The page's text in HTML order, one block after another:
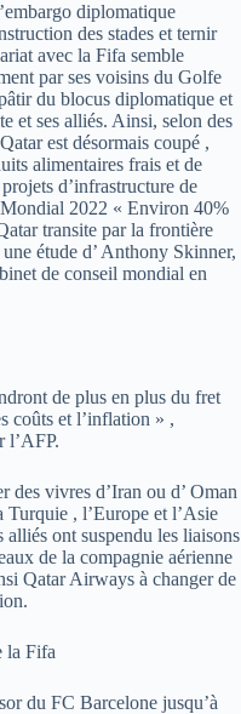
diplomatique
des stades et ternir
avec la Fifa semble
par ses voisins du Golfe
du blocus diplomatique et
et ses alliés. Ainsi, selon des
est désormais coupé ,
alimentaires frais et de
d’infrastructure de
2022 « Environ 40%
transite par la frontière
étude d’ Anthony Skinner,
de conseil mondial en
de plus en plus du fret
coûts et l’inflation » ,
l’AFP.
des vivres d’Iran ou d’ Oman
, l’Europe et l’Asie
ont suspendu les liaisons
de la compagnie aérienne
Qatar Airways à changer de
la Fifa
du FC Barcelone jusqu’à